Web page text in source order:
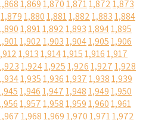
1,8691,8701,8711,8721,873
1,8791,8801,8811,8821,8831,884
1,8911,8921,8931,8941,895
1,9021,9031,9041,9051,906
1,9131,9141,9151,9161,917
1,9241,9251,9261,9271,928
1,9351,9361,9371,9381,939
1,9461,9471,9481,9491,950
1,9571,9581,9591,9601,961
1,9681,9691,9701,9711,972